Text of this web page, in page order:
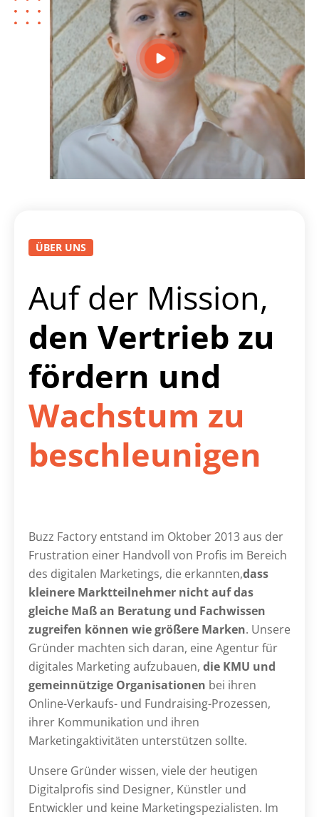
ÜBER UNS
Auf der Mission,
den Vertrieb zu
fördern und
Wachstum zu
beschleunigen
Buzz Factory entstand im Oktober 2013 aus der
Frustration einer Handvoll von Profis im Bereich
des digitalen Marketings, die erkannten,dass
kleinere Marktteilnehmer nicht auf das
gleiche Maß an Beratung und Fachwissen
zugreifen können wie größere Marken. Unsere
Gründer machten sich daran, eine Agentur für
digitales Marketing aufzubauen, die KMU und
gemeinnützige Organisationen bei ihren
Online-Verkaufs- und Fundraising-Prozessen,
ihrer Kommunikation und ihren
Marketingaktivitäten unterstützen sollte.
Unsere Gründer wissen, viele der heutigen
Digitalprofis sind Designer, Künstler und
Entwickler und keine Marketingspezialisten. Im